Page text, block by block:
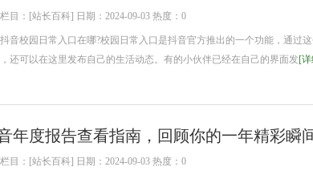
目：[站长百科] 日期：2024-09-03 热度：0
校园日常入口在哪?校园日常入口是抖音官方推出的一个功能，通过
还可以在这里发布自己的生活动态。有的小伙伴已经在自己的界面发[
年度报告查看指南，回顾你的一年精彩瞬
目：[站长百科] 日期：2024-09-03 热度：0